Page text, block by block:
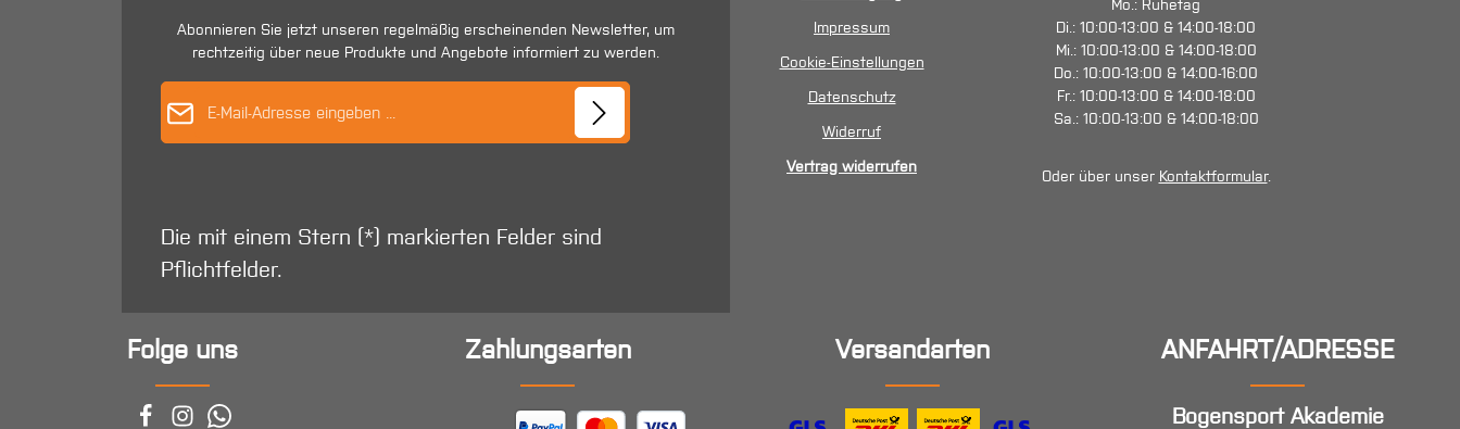
Abonnieren Sie jetzt unseren regelmäßig erscheinenden Newsletter, um
rechtzeitig über neue Produkte und Angebote informiert zu werden.
Die mit einem Stern (*) markierten Felder sind
Pflichtfelder.
Impressum
Cookie-Einstellungen
Datenschutz
Widerruf
Vertrag widerrufen
Mo.: Ruhetag
Di.: 10:00-13:00 & 14:00-18:00
Mi.: 10:00-13:00 & 14:00-18:00
Do.: 10:00-13:00 & 14:00-16:00
Fr.: 10:00-13:00 & 14:00-18:00
Sa.: 10:00-13:00 & 14:00-18:00
Oder über unser Kontaktformular.
Folge uns Zahlungsarten Versandarten ANFAHRT/ADRESSE
Bogensport Akademie